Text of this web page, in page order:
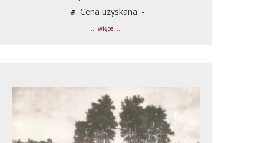
Cena uzyskana: -
... więcej ...